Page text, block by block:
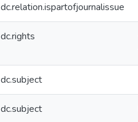
dc.relation.ispartofjournalissue
dc.rights
dc.subject
dc.subject